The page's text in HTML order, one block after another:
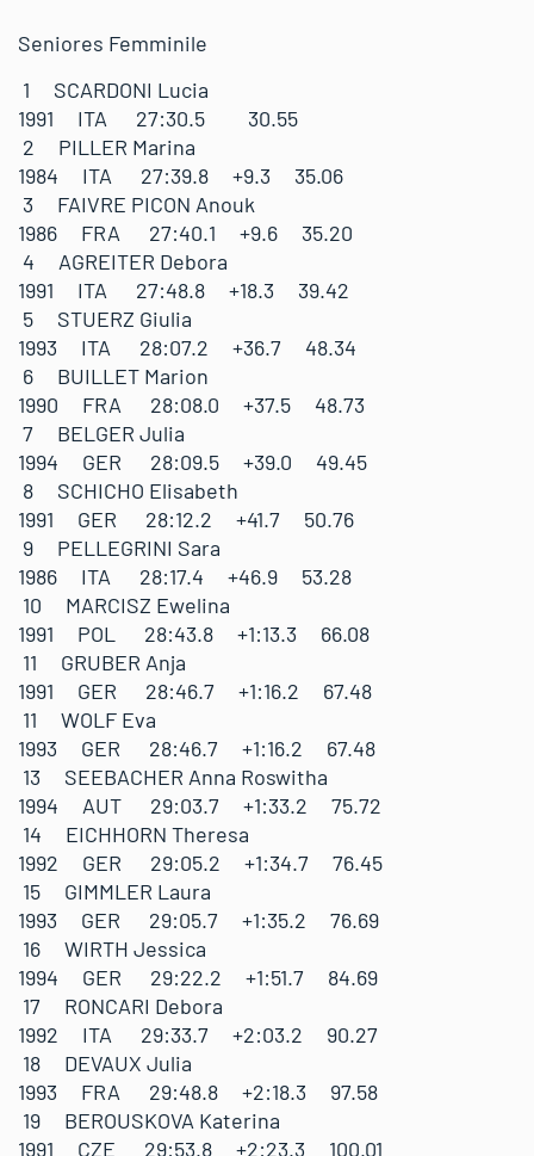
Seniores Femminile
1 SCARDONI Lucia
1991 ITA 27:30.5 30.55
2 PILLER Marina
1984 ITA 27:39.8 +9.3 35.06
3 FAIVRE PICON Anouk
1986 FRA 27:40.1 +9.6 35.20
4 AGREITER Debora
1991 ITA 27:48.8 +18.3 39.42
5 STUERZ Giulia
1993 ITA 28:07.2 +36.7 48.34
6 BUILLET Marion
1990 FRA 28:08.0 +37.5 48.73
7 BELGER Julia
1994 GER 28:09.5 +39.0 49.45
8 SCHICHO Elisabeth
1991 GER 28:12.2 +41.7 50.76
9 PELLEGRINI Sara
1986 ITA 28:17.4 +46.9 53.28
10 MARCISZ Ewelina
1991 POL 28:43.8 +1:13.3 66.08
11 GRUBER Anja
1991 GER 28:46.7 +1:16.2 67.48
11 WOLF Eva
1993 GER 28:46.7 +1:16.2 67.48
13 SEEBACHER Anna Roswitha
1994 AUT 29:03.7 +1:33.2 75.72
14 EICHHORN Theresa
1992 GER 29:05.2 +1:34.7 76.45
15 GIMMLER Laura
1993 GER 29:05.7 +1:35.2 76.69
16 WIRTH Jessica
1994 GER 29:22.2 +1:51.7 84.69
17 RONCARI Debora
1992 ITA 29:33.7 +2:03.2 90.27
18 DEVAUX Julia
1993 FRA 29:48.8 +2:18.3 97.58
19 BEROUSKOVA Katerina
1991 CZE 29:53.8 +2:23.3 100.01